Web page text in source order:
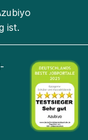
ist.